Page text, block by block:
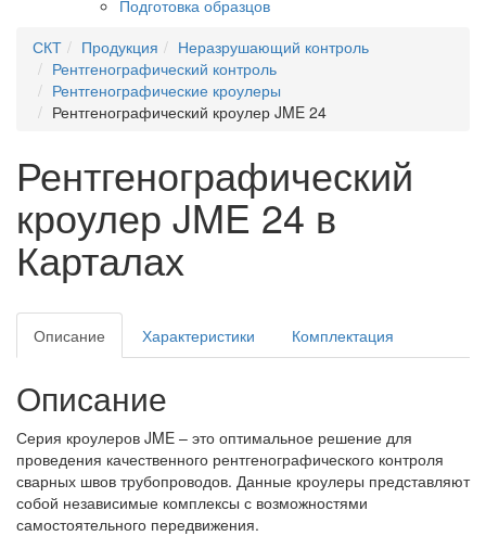
Подготовка образцов
СКТ
Продукция
Неразрушающий контроль
Рентгенографический контроль
Рентгенографические кроулеры
Рентгенографический кроулер JME 24
Рентгенографический
кроулер JME 24 в
Карталах
Описание Характеристики Комплектация
Описание
Серия кроулеров JME – это оптимальное решение для
проведения качественного рентгенографического контроля
сварных швов трубопроводов. Данные кроулеры представляют
собой независимые комплексы с возможностями
самостоятельного передвижения.